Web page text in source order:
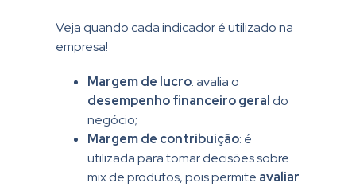
Veja quando cada indicador é utilizado na
empresa!
Margem de lucro:avalia o
desempenho financeiro geral do
negócio;
Margem de contribuição: é
utilizada para tomar decisões sobre
mix de produtos, pois permite avaliar